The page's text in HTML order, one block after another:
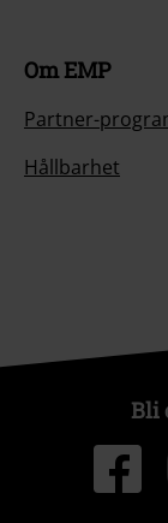
Om EMP
Partner-
Hållbarhet
Bli